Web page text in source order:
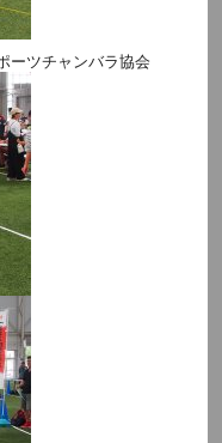
ーツチャンバラ協会